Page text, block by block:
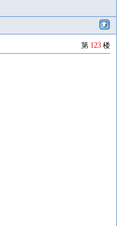
第 123楼